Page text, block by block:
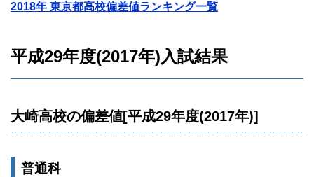
2018年 東京都高校偏差値ランキング一覧
平成29年度(2017年)入試結果
大崎高校の偏差値[平成29年度(2017年)]
普通科